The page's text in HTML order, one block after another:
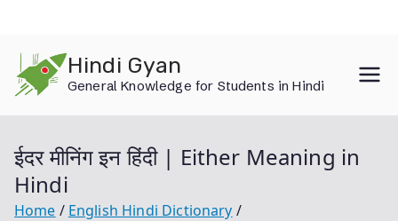
content
Hindi Gyan
General Knowledge for Students in Hindi
ईदर मीनिंग इन हिंदी | Either Meaning in
Hindi
Home
English Hindi Dictionary